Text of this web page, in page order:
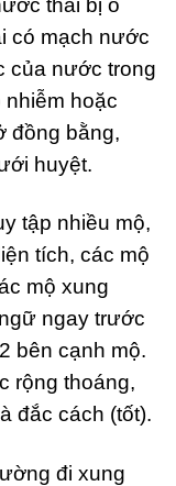
thải bị ô
có mạch nước
của nước trong
hoặc
đồng bằng,
huyệt.
tập nhiều mộ,
tích, các mộ
mộ xung
ngay trước
bên cạnh mộ.
rộng thoáng,
đắc cách (tốt).
đi xung